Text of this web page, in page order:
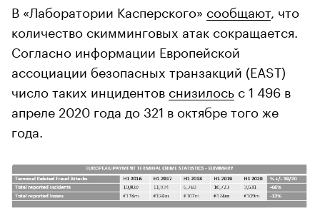
В «Лаборатории Касперского» сообщают, что
количество скимминговых атак сокращается.
Согласно информации Европейской
ассоциации безопасных транзакций (EAST)
число таких инцидентов снизилось с 1 496 в
апреле 2020 года до 321 в октябре того же
года.